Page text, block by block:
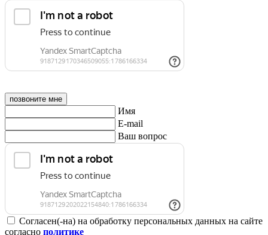
позвоните мне
Имя
E-mail
Ваш вопрос
Согласен(-на) на обработку персональных данных на сайте
согласно политике